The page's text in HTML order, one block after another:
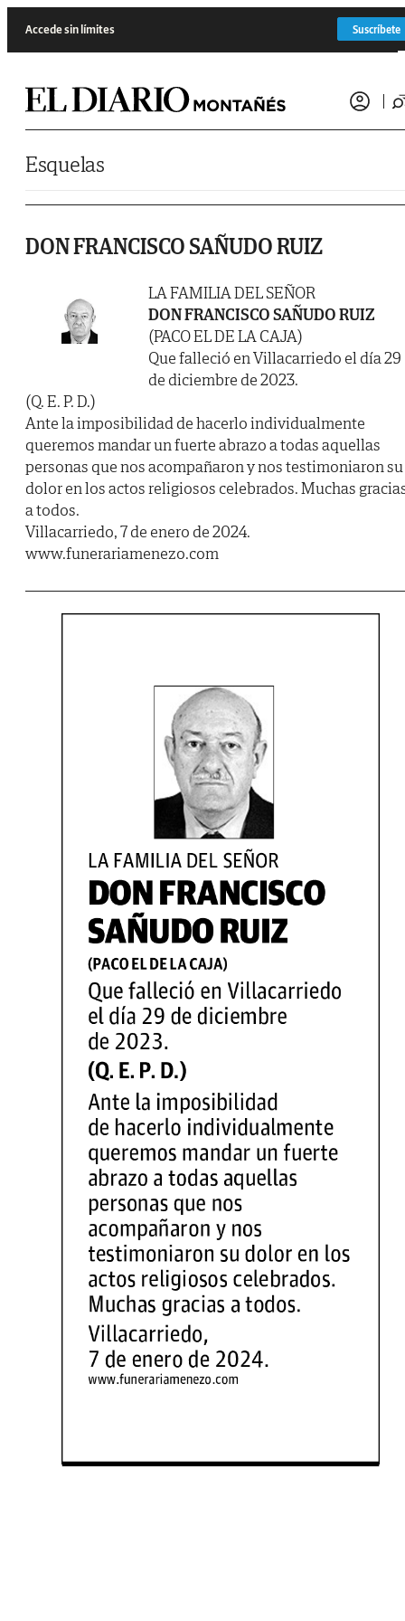
Accede sin límites Suscríbete
Esquelas
DON FRANCISCO SAÑUDO RUIZ
LA FAMILIA DEL SEÑOR
DON FRANCISCO SAÑUDO RUIZ
(PACO EL DE LA CAJA)
Que falleció en Villacarriedo el día 29
de diciembre de 2023.
(Q. E. P. D.)
Ante la imposibilidad de hacerlo individualmente
queremos mandar un fuerte abrazo a todas aquellas
personas que nos acompañaron y nos testimoniaron su
dolor en los actos religiosos celebrados. Muchas
a todos.
Villacarriedo, 7 de enero de 2024.
www.funerariamenezo.com